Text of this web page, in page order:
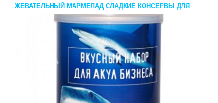
ЖЕВАТЕЛЬНЫЙ МАРМЕЛАД СЛАДКИЕ КОНСЕРВЫ ДЛЯ
АКУЛ БОЛЬШОГО БИЗНЕСА